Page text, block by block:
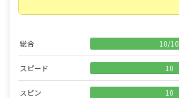
総合 10/10
スピード 10
スピン 10